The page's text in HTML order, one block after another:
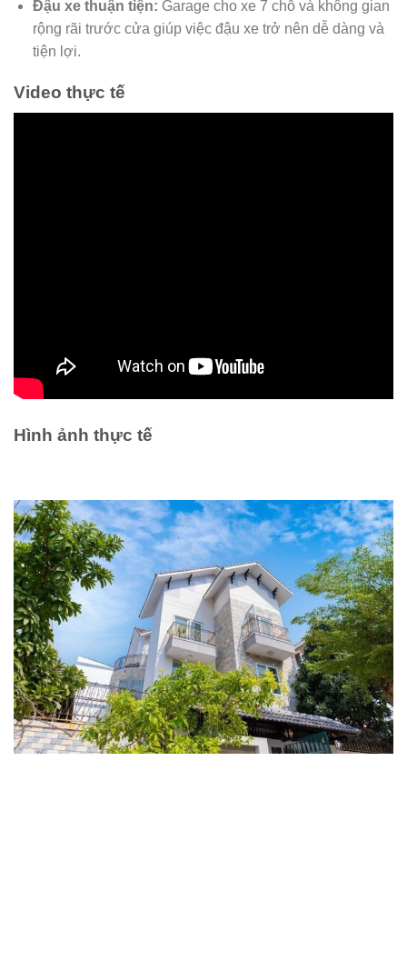
Đậu xe thuận tiện: Garage cho xe 7 chỗ và không gian
rộng rãi trước cửa giúp việc đậu xe trở nên dễ dàng và
tiện lợi.
Video thực tế
Hình ảnh thực tế